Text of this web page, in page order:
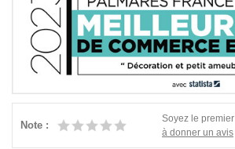
Note :
Soyez le premier
à donner un avis